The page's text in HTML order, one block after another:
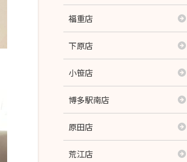
富合店
近見店
サンピアン店
健軍店
シュロアモール長嶺店
若葉店
福重店
下原店
小笹店
博多駅南店
原田店
荒江店